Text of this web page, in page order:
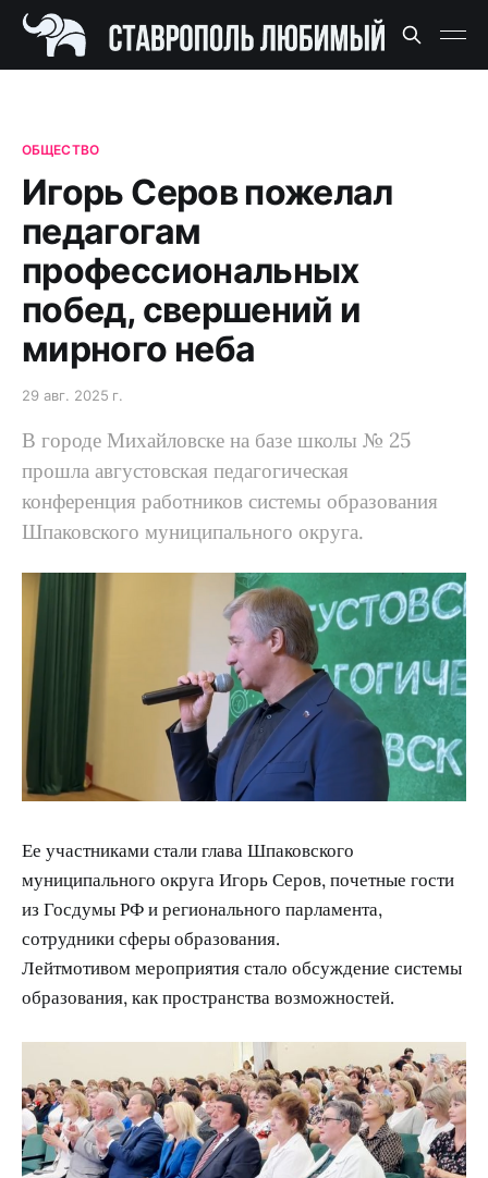
ОБЩЕСТВО
Игорь Серов пожелал
педагогам
профессиональных
побед, свершений и
мирного неба
29 авг. 2025 г.
В городе Михайловске на базе школы № 25
прошла августовская педагогическая
конференция работников системы образования
Шпаковского муниципального округа.
Ее участниками стали глава Шпаковского
муниципального округа Игорь Серов, почетные гости
из Госдумы РФ и регионального парламента,
сотрудники сферы образования.
Лейтмотивом мероприятия стало обсуждение системы
образования, как пространства возможностей.